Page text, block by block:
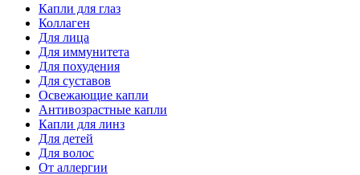
Капли для глаз
Коллаген
Для лица
Для иммунитета
Для похудения
Для суставов
Освежающие капли
Антивозрастные капли
Капли для линз
Для детей
Для волос
От аллергии